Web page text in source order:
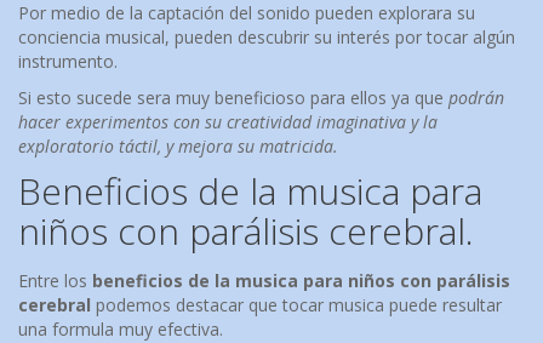
Por medio de la captación del sonido pueden explorara su
conciencia musical, pueden descubrir su interés por tocar algún
instrumento.
Si esto sucede sera muy beneficioso para ellos ya que podrán
hacer experimentos con su creatividad imaginativa y la
exploratorio táctil, y mejora su matricida.
Beneficios de la musica para
niños con parálisis cerebral.
Entre los beneficios de la musica para niños con parálisis
cerebral podemos destacar que tocar musica puede resultar
una formula muy efectiva.